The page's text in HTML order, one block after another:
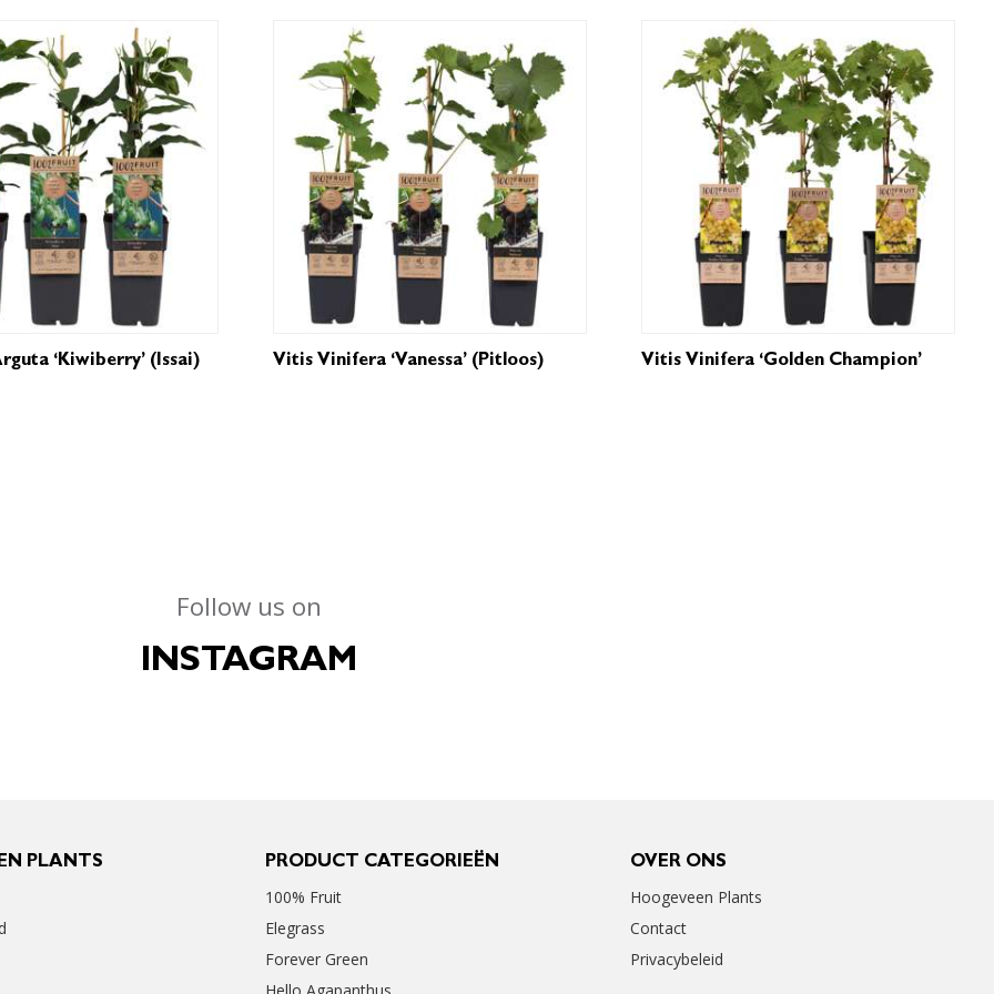
‘Kiwiberry’ (Issai) Vitis Vinifera ‘Vanessa’ (pitloos) Vitis Vinifera ‘Golden Champion’
Follow us on
INSTAGRAM
PLANTS PRODUCT CATEGORIEËN
100% Fruit
Elegrass
Forever Green
OVER ONS
Hoogeveen Plants
Contact
Privacybeleid